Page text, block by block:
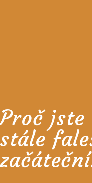
Proč
stále